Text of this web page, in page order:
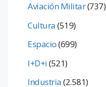
Aviación Militar(737)
Cultura(519)
Espacio(699)
I+D+i(521)
Industria(2.581)